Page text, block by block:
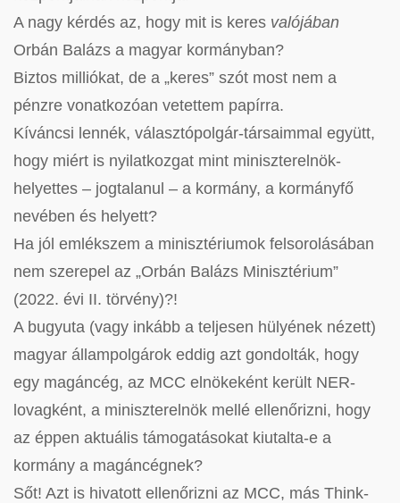
A nagy kérdés az, hogy mit is keres valójában
Orbán Balázs a magyar kormányban?
Biztos milliókat, de a „keres” szót most nem a
pénzre vonatkozóan vetettem papírra.
Kíváncsi lennék, választópolgár-társaimmal együtt,
hogy miért is nyilatkozgat mint miniszterelnök-
helyettes – jogtalanul – a kormány, a kormányfő
nevében és helyett?
Ha jól emlékszem a minisztériumok felsorolásában
nem szerepel az „Orbán Balázs Minisztérium”
(2022. évi II. törvény)?!
A bugyuta (vagy inkább a teljesen hülyének nézett)
magyar állampolgárok eddig azt gondolták, hogy
egy magáncég, az MCC elnökeként került NER-
lovagként, a miniszterelnök mellé ellenőrizni, hogy
az éppen aktuális támogatásokat kiutalta-e a
kormány a magáncégnek?
Sőt! Azt is hivatott ellenőrizni az MCC, más Think-